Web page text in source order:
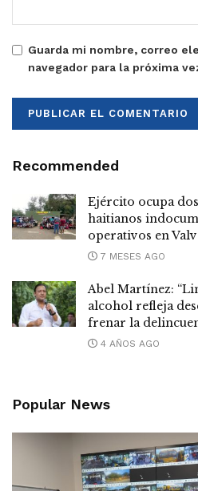
Guarda mi nombre, correo
navegador para la próxima
Recommended
Ejército ocupa
haitianos
operativos en
7 MESES AGO
Abel Martínez:
alcohol refleja
frenar la
4 AÑOS AGO
Popular News